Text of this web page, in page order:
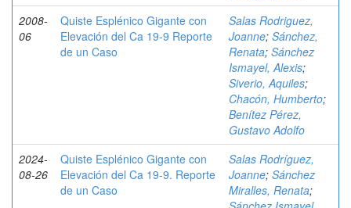
2008-
06
Quiste Esplénico Gigante con
Elevación del Ca 19-9 Reporte
de un Caso
Salas Rodriguez,
Joanne; Sánchez,
Renata; Sánchez
Ismayel, Alexis;
Siverio, Aquiles;
Chacón, Humberto;
Benítez Pérez,
Gustavo Adolfo
2024-
08-26
Quiste Esplénico Gigante con
Elevación del Ca 19-9. Reporte
de un Caso
Salas Rodríguez,
Joanne; Sánchez
Miralles, Renata;